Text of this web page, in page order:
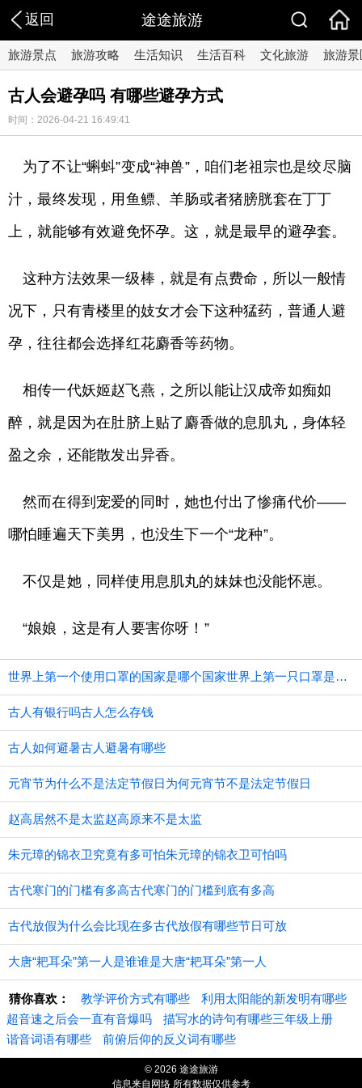
返回 途途旅游
旅游景点 旅游攻略 生活知识 生活百科 文化旅游 旅游景
古人会避孕吗 有哪些避孕方式
时间：2026-04-21 16:49:41
为了不让“蝌蚪”变成“神兽”，咱们老祖宗也是绞尽脑
汁，最终发现，用鱼鳔、羊肠或者猪膀胱套在丁丁
上，就能够有效避免怀孕。这，就是最早的避孕套。
这种方法效果一级棒，就是有点费命，所以一般情
况下，只有青楼里的妓女才会下这种猛药，普通人避
孕，往往都会选择红花麝香等药物。
相传一代妖姬赵飞燕，之所以能让汉成帝如痴如
醉，就是因为在肚脐上贴了麝香做的息肌丸，身体轻
盈之余，还能散发出异香。
然而在得到宠爱的同时，她也付出了惨痛代价——
哪怕睡遍天下美男，也没生下一个“龙种”。
不仅是她，同样使用息肌丸的妹妹也没能怀崽。
“娘娘，这是有人要害你呀！”
世界上第一个使用口罩的国家是哪个国家世界上第一只口罩是谁发明的
古人有银行吗古人怎么存钱
古人如何避暑古人避暑有哪些
元宵节为什么不是法定节假日为何元宵节不是法定节假日
赵高居然不是太监赵高原来不是太监
朱元璋的锦衣卫究竟有多可怕朱元璋的锦衣卫可怕吗
古代寒门的门槛有多高古代寒门的门槛到底有多高
古代放假为什么会比现在多古代放假有哪些节日可放
大唐“耙耳朵”第一人是谁谁是大唐“耙耳朵”第一人
猜你喜欢： 教学评价方式有哪些
利用太阳能的新发明有哪些
超音速之后会一直有音爆吗
描写水的诗句有哪些三年级上册
谐音词语有哪些
前俯后仰的反义词有哪些
© 2026 途途旅游
信息来自网络 所有数据仅供参考